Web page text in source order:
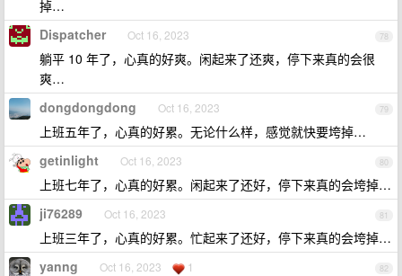
掉…
78
Dispatcher Oct 16, 2023
躺平 10 年了，心真的好爽。闲起来了还爽，停下来真的会很
爽…
79
dongdongdong Oct 16, 2023
上班五年了，心真的好累。无论什么样，感觉就快要垮掉…
80
getinlight Oct 16, 2023
上班七年了，心真的好累。闲起来了还好，停下来真的会垮掉…
81
ji76289 Oct 16, 2023
上班三年了，心真的好累。忙起来了还好，停下来真的会垮掉…
82
yanng Oct 16, 2023 1